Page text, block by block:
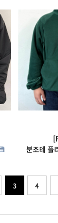
분조테 플
3 4